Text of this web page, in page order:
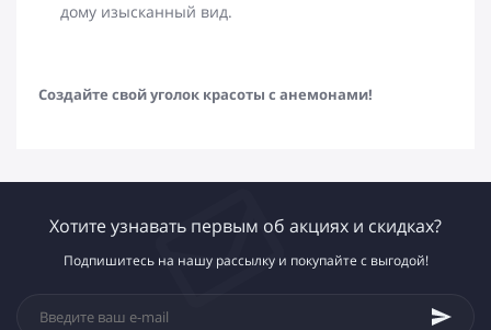
дому изысканный вид.
Создайте свой уголок красоты с анемонами!
Хотите узнавать первым об акциях и скидках?
Подпишитесь на нашу рассылку и покупайте с выгодой!